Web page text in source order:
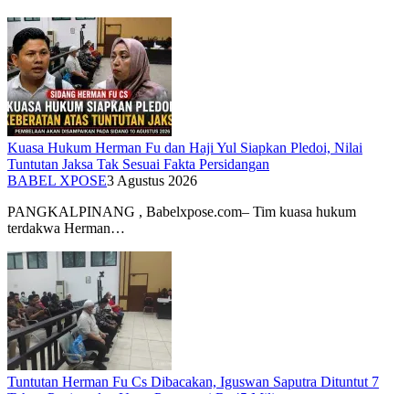
Kuasa Hukum Herman Fu dan Haji Yul Siapkan Pledoi, Nilai
Tuntutan Jaksa Tak Sesuai Fakta Persidangan
BABEL XPOSE3 Agustus 2026
PANGKALPINANG , Babelxpose.com– Tim kuasa hukum
terdakwa Herman…
Tuntutan Herman Fu Cs Dibacakan, Iguswan Saputra Dituntut 7